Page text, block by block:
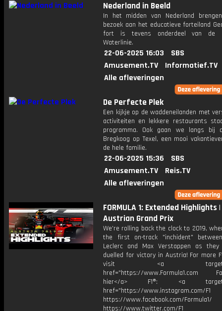
Nederland in Beeld
In het midden van Nederland
bezoek aan het educatieve forteiland
fort is tevens onderdeel van de
Waterlinie.
22-06-2025 16:03
SBS
Amusement.TV
Informatief.TV
Alle afleveringen
De Perfecte Plek
Een kijkje op de waddeneilanden met
activiteiten en lekkere restaurants
programma. Ook gaan we langs bij
Bregkoog op Texel, een mooi
de hele familie.
22-06-2025 15:36
SBS
Amusement.TV
Reis.TV
Alle afleveringen
FORMULA 1: Extended Highlights
Austrian Grand Prix
We're rolling back the clock to 2019,
the first on-track "inchident"
Leclerc and Max Verstappen as they
duelled for victory in Austria! For more
visit <a
href="https://www.Formula1.com
hier</a> F1®: <a
href="https://www.instagram.com/F1
https://www.facebook.com/Formula1/
https://www.twitter.com/F1